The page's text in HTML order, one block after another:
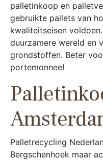
palletinkoop en
gebruikte pallets van
kwaliteitseisen
duurzamere wereld en
grondstoffen. Beter
portemonnee!
Palletrecycling
Bergschenhoek maar